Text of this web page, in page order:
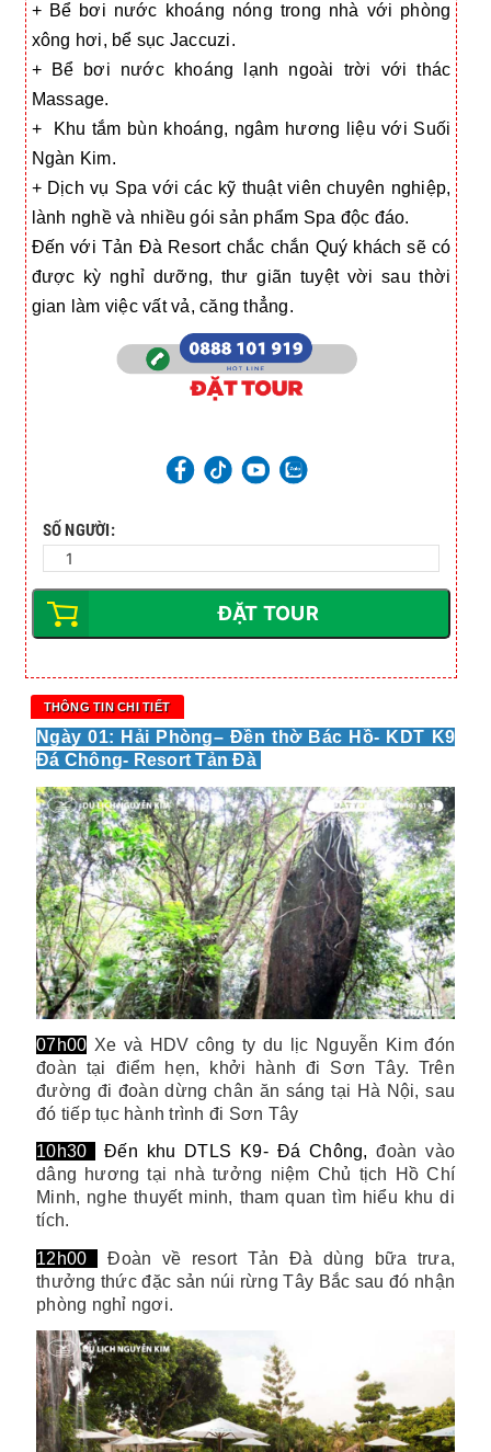
+ Bể bơi nước khoáng nóng trong nhà với phòng
xông hơi, bể sục Jaccuzi.
+ Bể bơi nước khoáng lạnh ngoài trời với thác
Massage.
+ Khu tắm bùn khoáng, ngâm hương liệu với Suối
Ngàn Kim.
+ Dịch vụ Spa với các kỹ thuật viên chuyên nghiệp,
lành nghề và nhiều gói sản phẩm Spa độc đáo.
Đến với Tản Đà Resort chắc chắn Quý khách sẽ có
được kỳ nghỉ dưỡng, thư giãn tuyệt vời sau thời
gian làm việc vất vả, căng thẳng.
SỐ NGƯỜI:
ĐẶT TOUR
THÔNG TIN CHI TIẾT
Ngày 01: Hải Phòng– Đền thờ Bác Hồ- KDT K9
Đá Chông- Resort Tản Đà
07h00 Xe và HDV công ty du lịc Nguyễn Kim đón
đoàn tại điểm hẹn, khởi hành đi Sơn Tây. Trên
đường đi đoàn dừng chân ăn sáng tại Hà Nội, sau
đó tiếp tục hành trình đi Sơn Tây
10h30 Đến khu DTLS K9- Đá Chông, đoàn vào
dâng hương tại nhà tưởng niệm Chủ tịch Hồ Chí
Minh, nghe thuyết minh, tham quan tìm hiểu khu di
tích.
12h00
Đoàn về resort Tản Đà dùng bữa trưa,
thưởng thức đặc sản núi rừng Tây Bắc sau đó nhận
phòng nghỉ ngơi.